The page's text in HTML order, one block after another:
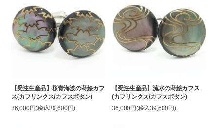
【受注生産品】桜青海波の蒔絵カフ
ス(カフリンクス/カフスボタン)
36,000円(税込39,600円)
【受注生産品】流水の蒔絵カフス
(カフリンクス/カフスボタン)
36,000円(税込39,600円)